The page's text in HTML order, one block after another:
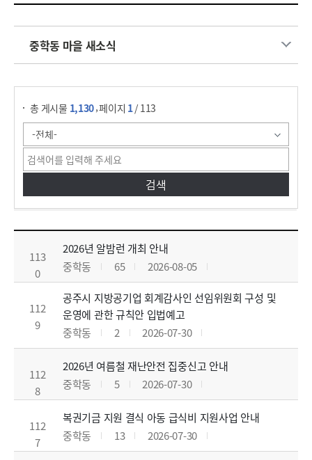
중학동 마을 새소식
게시물 검색
총 게시물 1,130,페이지 1/ 113
중학동 마을 새소식 목록으로 번호, 제목, 작성자, 조회수,등록일, 첨부파일로 나열 되고 있습니다.
113
0
2026년 알밤런 개최 안내
중학동
65 2026-08-05
112
9
공주시 지방공기업 회계감사인 선임위원회 구성 및
운영에 관한 규칙안 입법예고
중학동
2 2026-07-30
112
8
2026년 여름철 재난안전 집중신고 안내
중학동
5 2026-07-30
112
7
복권기금 지원 결식 아동 급식비 지원사업 안내
중학동
13 2026-07-30